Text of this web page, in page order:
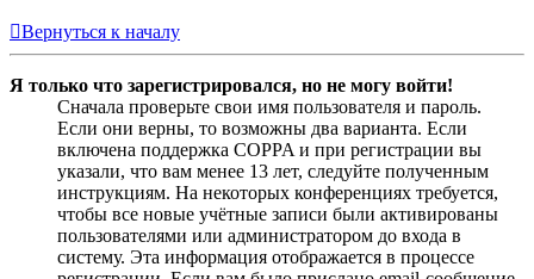
Вернуться к началу
Я только что зарегистрировался, но не могу войти!
Сначала проверьте свои имя пользователя и пароль.
Если они верны, то возможны два варианта. Если
включена поддержка COPPA и при регистрации вы
указали, что вам менее 13 лет, следуйте полученным
инструкциям. На некоторых конференциях требуется,
чтобы все новые учётные записи были активированы
пользователями или администратором до входа в
систему. Эта информация отображается в процессе